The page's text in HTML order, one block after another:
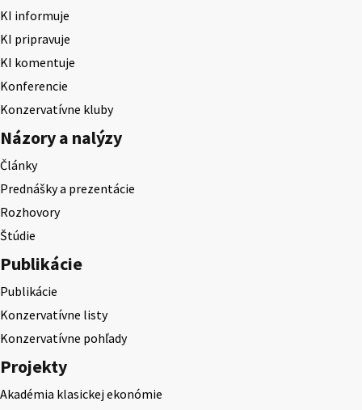
KI informuje
KI pripravuje
KI komentuje
Konferencie
Konzervatívne kluby
Názory a nalýzy
Články
Prednášky a prezentácie
Rozhovory
Štúdie
Publikácie
Publikácie
Konzervatívne listy
Konzervatívne pohľady
Projekty
Akadémia klasickej ekonómie